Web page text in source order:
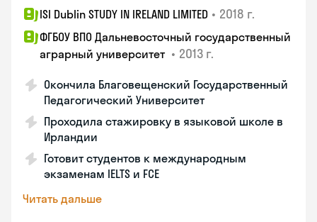
ISI Dublin STUDY IN IRELAND LIMITED • 2018 г.
ФГБОУ ВПО Дальневосточный государственный
аграрный университет • 2013 г.
Окончила Благовещенский Государственный
Педагогический Университет
Проходила стажировку в языковой школе в
Ирландии
Готовит студентов к международным
экзаменам IELTS и FCE
Читать дальше